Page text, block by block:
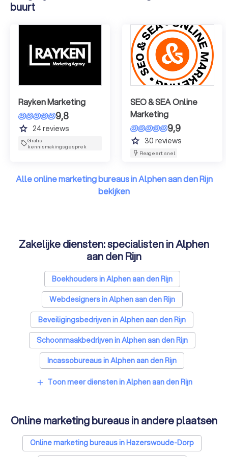
buurt
Rayken Marketing
9,8
grade 24reviews
Gratis
kennismakingsgesprek
SEO & SEA Online
Marketing
9,9
grade 30 reviews
Reageert snel
Alle online marketing bureaus in Alphen aan den Rijn
bekijken
Zakelijke diensten: specialisten in Alphen
aan den Rijn
Boekhouders in Alphen aan den Rijn
Webdesigners in Alphen aan den Rijn
Beveiligingsbedrijven in Alphen aan den Rijn
Schoonmaakbedrijven in Alphen aan den Rijn
Incassobureaus in Alphen aan den Rijn
Tekstschrijvers in Alphen aan den Rijn
SEO-specialisten in Alphen aan den Rijn
Grafisch ontwerpers in Alphen aan den Rijn
add Toon meer diensten in Alphen aan den Rijn
Online marketing bureaus in andere plaatsen
Online marketing bureaus in Hazerswoude-Dorp